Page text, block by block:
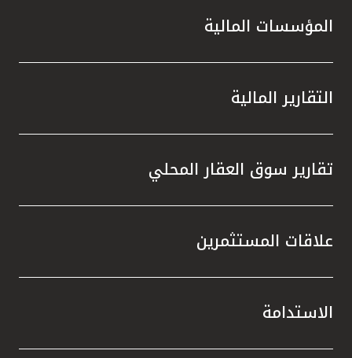
المؤسسات المالية
التقارير المالية
تقارير سوق العقار المحلي
علاقات المستثمرين
الاستدامة